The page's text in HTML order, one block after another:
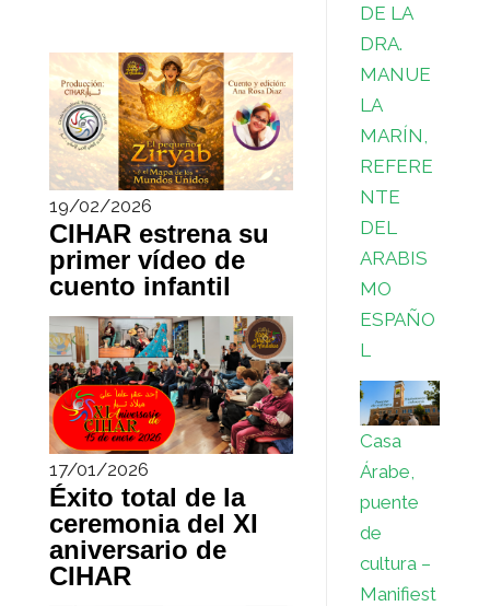
19/02/2026
CIHAR estrena su
primer vídeo de
cuento infantil
17/01/2026
Éxito total de la
ceremonia del XI
aniversario de
CIHAR
DE LA
DRA.
MANUE
LA
MARÍN,
REFERE
NTE
DEL
ARABIS
MO
ESPAÑO
L
Casa
Árabe,
puente
de
cultura –
Manifiest